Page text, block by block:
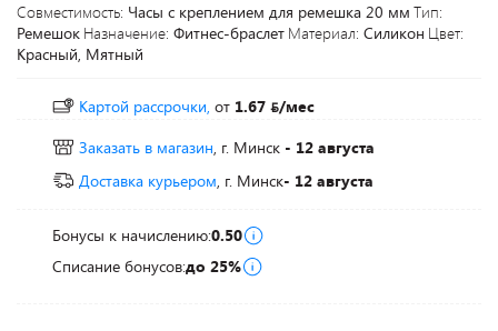
Совместимость: Часы с креплением для ремешка 20 мм Тип:
Ремешок Назначение: Фитнес-браслет Материал: Силикон Цвет:
Красный, Мятный
Картой рассрочки, от 1.67
/мес
Заказать в магазин, г. Минск - 12 августа
Доставка курьером, г. Минск- 12 августа
Бонусы к начислению:0.50
Списание бонусов:до 25%